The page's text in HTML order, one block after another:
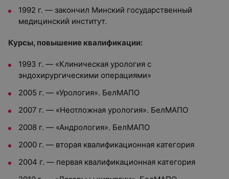
1992 г. — закончил Минский государственный
медицинский институт.
Курсы, повышение квалификации:
1993 г. — «Клиническая урология с
эндохирургическими операциями»
2005 г. — «Урология». БелМАПО
2007 г. — «Неотложная урология». БелМАПО
2008 г. — «Андрология». БелМАПО
2000 г. — вторая квалификационная категория
2004 г. — первая квалификационная категория